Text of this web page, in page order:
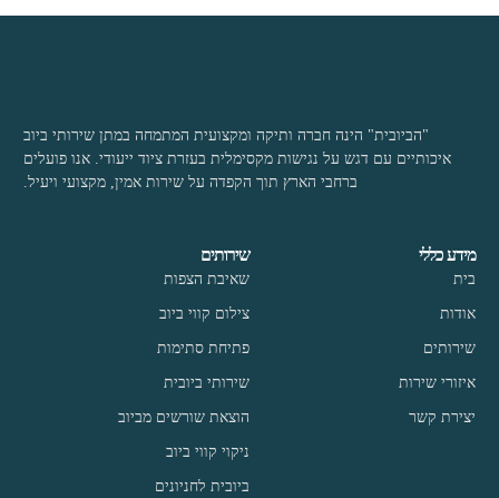
"הביובית" הינה חברה ותיקה ומקצועית המתמחה במתן שירותי ביוב
איכותיים עם דגש על נגישות מקסימלית בעזרת ציוד ייעודי. אנו פועלים
ברחבי הארץ תוך הקפדה על שירות אמין, מקצועי ויעיל.
מידע כללי
בית
אודות
שירותים
איזורי שירות
יצירת קשר
שירותים
שאיבת הצפות
צילום קווי ביוב
פתיחת סתימות
שירותי ביובית
הוצאת שורשים מביוב
ניקוי קווי ביוב
ביובית לחניונים